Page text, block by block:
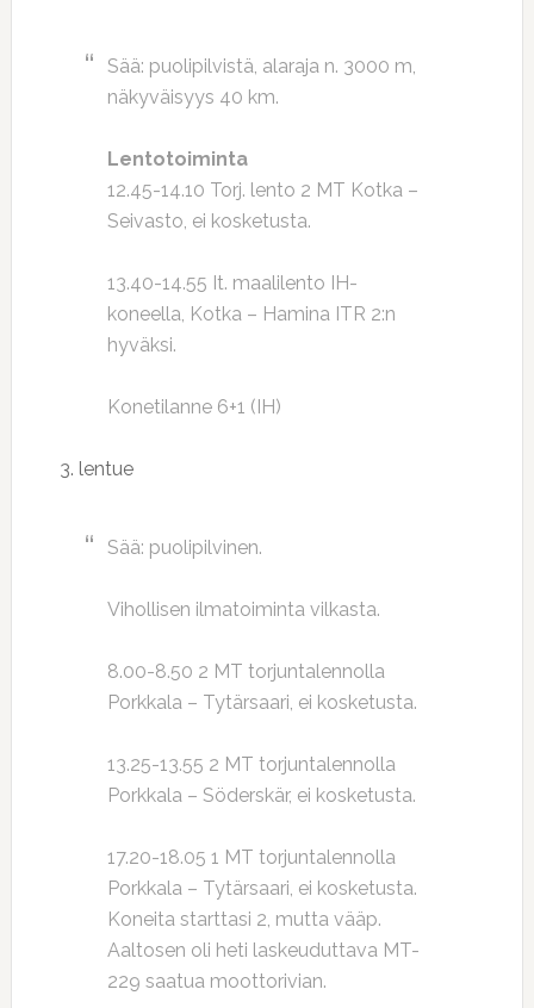
Sää: puolipilvistä, alaraja n. 3000 m,
näkyväisyys 40 km.
Lentotoiminta
12.45-14.10 Torj. lento 2 MT Kotka –
Seivasto, ei kosketusta.
13.40-14.55 It. maalilento IH-
koneella, Kotka – Hamina ITR 2:n
hyväksi.
Konetilanne 6+1 (IH)
3. lentue
Sää: puolipilvinen.
Vihollisen ilmatoiminta vilkasta.
8.00-8.50 2 MT torjuntalennolla
Porkkala – Tytärsaari, ei kosketusta.
13.25-13.55 2 MT torjuntalennolla
Porkkala – Söderskär, ei kosketusta.
17.20-18.05 1 MT torjuntalennolla
Porkkala – Tytärsaari, ei kosketusta.
Koneita starttasi 2, mutta vääp.
Aaltosen oli heti laskeuduttava MT-
229 saatua moottorivian.